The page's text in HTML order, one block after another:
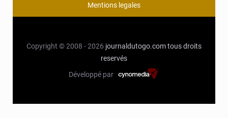
Mentions legales
Copyright © 2008 - 2026 journaldutogo.comtous droits
reservés
Développé par